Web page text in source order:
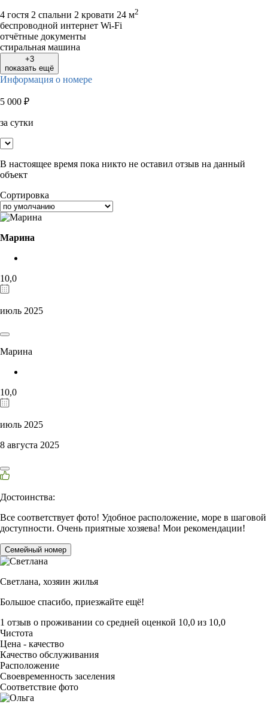
4 гостя 2 спальни 2 кровати 24 м2
беспроводной интернет Wi-Fi
отчётные документы
стиральная машина
+3
показать ещё
Информация о номере
5 000 ₽
за сутки
В настоящее время пока никто не оставил отзыв на данный
объект
Сортировка
Марина
10,0
июль 2025
Марина
10,0
июль 2025
8 августа 2025
Достоинства:
Все соответствует фото! Удобное расположение, море в шаговой
доступности. Очень приятные хозяева! Мои рекомендации!
Семейный номер
Светлана, хозяин жилья
Большое спасибо, приезжайте ещё!
1 отзыв о проживании со средней оценкой 10,0 из 10,0
Чистота
Цена - качество
Качество обслуживания
Расположение
Своевременность заселения
Соответствие фото